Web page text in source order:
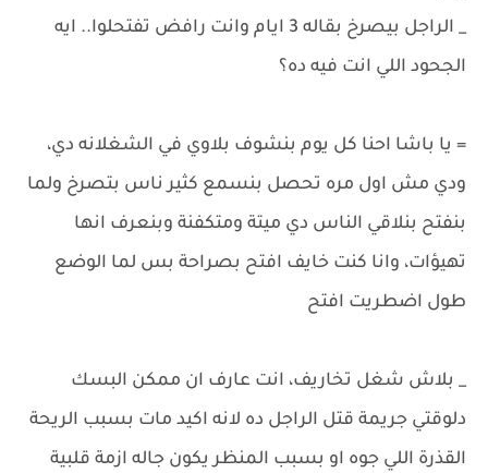
_ الراجل بيصرخ بقاله 3 ايام وانت رافض تفتحلوا.. ايه
الجحود اللي انت فيه ده؟
= يا باشا احنا كل يوم بنشوف بلاوي في الشغلانه دي،
ودي مش اول مره تحصل بنسمع كثير ناس بتصرخ ولما
بنفتح بنلاقي الناس دي ميتة ومتكفنة وبنعرف انها
تهيؤات، وانا كنت خايف افتح بصراحة بس لما الوضع
طول اضطريت افتح
_ بلاش شغل تخاريف، انت عارف ان ممكن البسك
دلوقتي جريمة قتل الراجل ده لانه اكيد مات بسبب الريحة
القذرة اللي جوه او بسبب المنظر يكون جاله ازمة قلبية